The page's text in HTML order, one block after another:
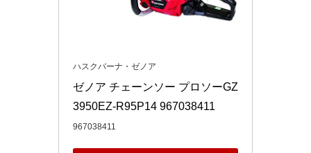
ハスクバーナ・ゼノア
ゼノア チェーンソー プロソーGZ
3950EZ-R95P14 967038411
967038411